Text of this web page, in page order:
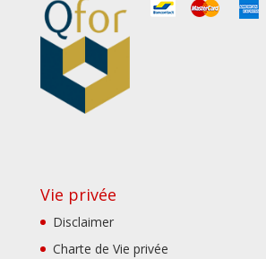
Vie privée
Disclaimer
Charte de Vie privée